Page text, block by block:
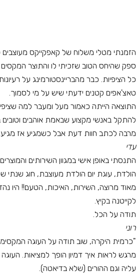
הזמנתי מטלי משלוח של קאפקייקס מעוצבים
ספק שהיחס הטוב שזכיתי לו והתוצר
כל הציפיות. כבר מהבריינסטורמינג על
טאצ'אפים קטנים ידעתי שיש על מי לסמוך.
התוצאה הייתה כאמור מעל ומעבר למה
להתקל באנשי מקצוע שבאמת אוהבים
מרבה לכתב חוות דעת אבל כשמגיע אז מגיע...
עדי
התנסתי באופן אישי במגוון השירותים
הולדת, עוגת יום הולדת מעוצבת, חוג שנתי
מאוד מרוצה, השירות, האיכות, הטעם!! היו
לקייטנה בקיץ.
תודה על הכל.
רוני
"כרמית היקרה, שוב תודה על העוגה
מרגש לראות איך דמיון הופך למציאות.
עליה וגם ההורים (שלא בדיאטה).